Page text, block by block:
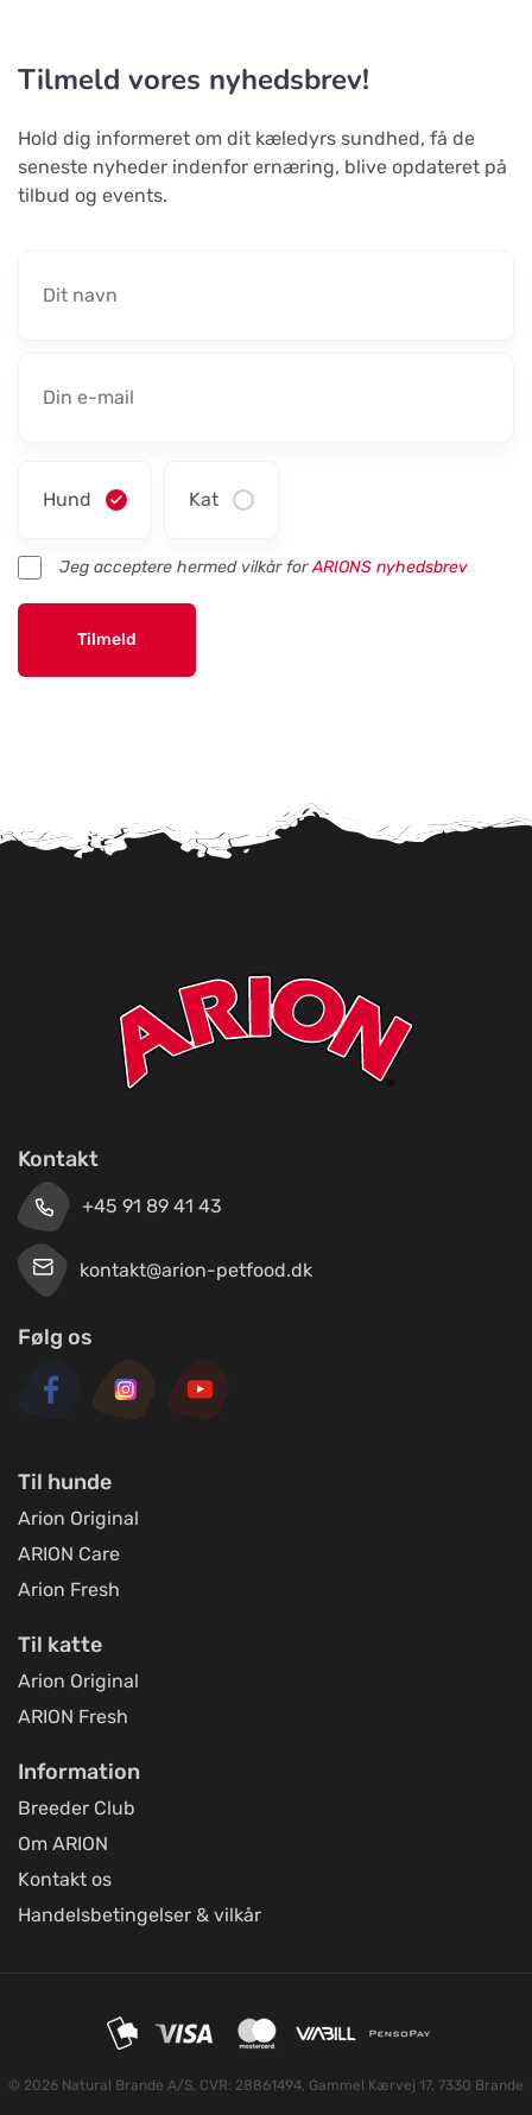
Tilmeld vores nyhedsbrev!
Hold dig informeret om dit kæledyrs sundhed, få de
seneste nyheder indenfor ernæring, blive opdateret på
tilbud og events.
Hund Kat
Jeg acceptere hermed vilkår forARIONS nyhedsbrev
Tilmeld
Kontakt
+45 91 89 41 43
kontakt@arion-petfood.dk
Følg os
Til hunde
Arion Original
ARION Care
Arion Fresh
Til katte
Arion Original
ARION Fresh
Information
Breeder Club
Om ARION
Kontakt os
Handelsbetingelser & vilkår
© 2026 Natural Brande A/S, CVR: 28861494, Gammel Kærvej 17, 7330 Brande